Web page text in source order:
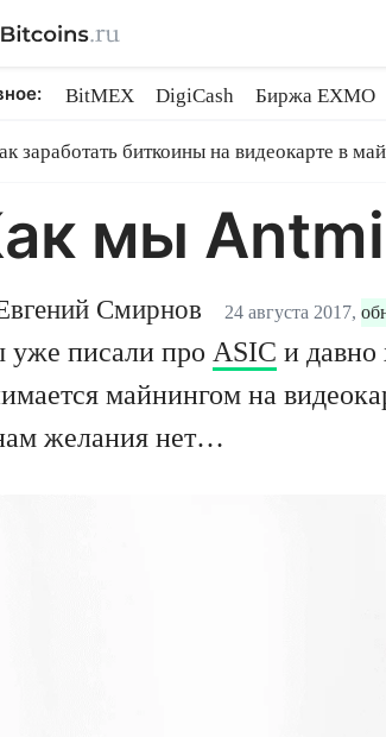
BitMEX DigiCash Биржа EXMO
заработать биткоины на видеокарте в
мы
Смирнов 24 августа 2017,
писали про ASIC и давно
майнингом на
желания нет…